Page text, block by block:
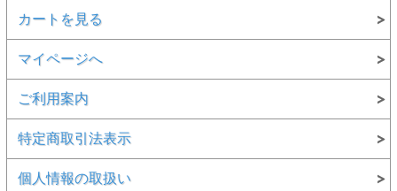
カートを見る
マイページへ
ご利用案内
特定商取引法表示
個人情報の取扱い